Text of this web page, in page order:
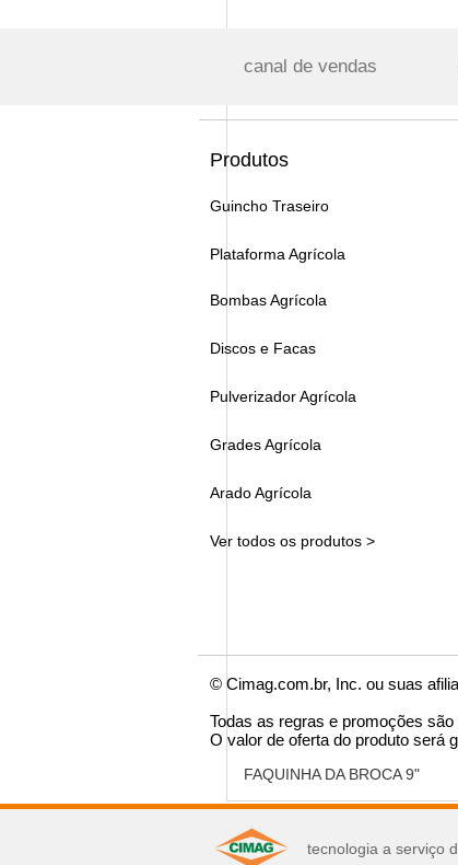
FAQUINHA DA BROCA 9"
você pode se
canal de vendas
Produtos
Guincho Traseiro
Plataforma Agrícola
Bombas Agrícola
Discos e Facas
Pulverizador Agrícola
Grades Agrícola
Arado Agrícola
Ver todos os produtos >
© Cimag.com.br, Inc. ou suas
Todas as regras e promoções
O valor de oferta do produto será
tecnologia a serviço